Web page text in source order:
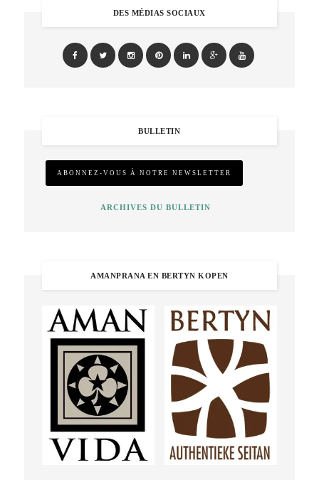
DES MÉDIAS SOCIAUX
BULLETIN
ARCHIVES DU BULLETIN
AMANPRANA EN BERTYN KOPEN